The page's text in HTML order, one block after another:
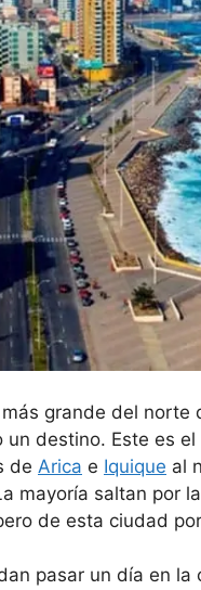
grande del norte
un destino. Este es
de Arica e Iquique al
mayoría saltan por
de esta ciudad
pasar un día en